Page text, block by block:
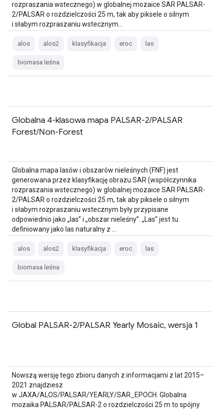
rozpraszania wstecznego) w globalnej mozaice SAR PALSAR-
2/PALSAR o rozdzielczości 25 m, tak aby piksele o silnym
i słabym rozpraszaniu wstecznym…
alos alos2 klasyfikacja eroc las
biomasa leśna
Globalna 4-klasowa mapa PALSAR-2/PALSAR
Forest/Non-Forest
Globalna mapa lasów i obszarów nieleśnych (FNF) jest
generowana przez klasyfikację obrazu SAR (współczynnika
rozpraszania wstecznego) w globalnej mozaice SAR PALSAR-
2/PALSAR o rozdzielczości 25 m, tak aby piksele o silnym
i słabym rozpraszaniu wstecznym były przypisane
odpowiednio jako „las” i „obszar nieleśny”. „Las” jest tu
definiowany jako las naturalny z …
alos alos2 klasyfikacja eroc las
biomasa leśna
Global PALSAR-2/PALSAR Yearly Mosaic, wersja 1
Nowszą wersję tego zbioru danych z informacjami z lat 2015–
2021 znajdziesz
w JAXA/ALOS/PALSAR/YEARLY/SAR_EPOCH. Globalna
mozaika PALSAR/PALSAR-2 o rozdzielczości 25 m to spójny